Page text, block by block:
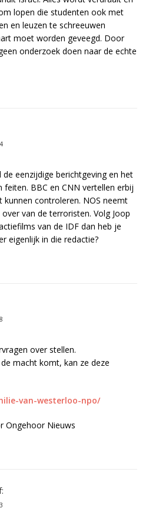
lopen die studenten ook met
en leuzen te schreeuwen
moet worden geveegd. Door
onderzoek doen naar de echte
eenzijdige berichtgeving en het
BBC en CNN vertellen erbij
kunnen controleren. NOS neemt
van de terroristen. Volg Joop
van de IDF dan heb je
eigenlijk in die redactie?
over stellen.
macht komt, kan ze deze
van-westerloo-npo/
Ongehoor Nieuws